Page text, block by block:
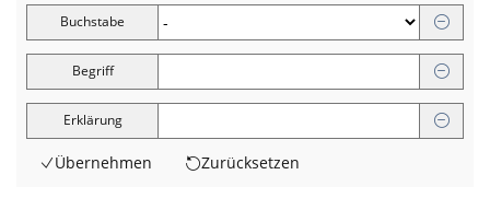
Buchstabe
Begriff
Erklärung
Übernehmen Zurücksetzen